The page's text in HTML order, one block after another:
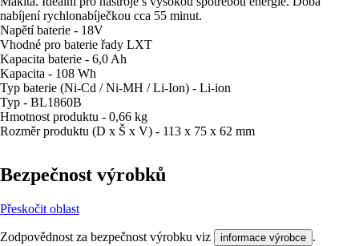
nabíjení rychlonabíječkou cca 55 minut.
Napětí baterie - 18V
Vhodné pro baterie řady LXT
Kapacita baterie - 6,0 Ah
Kapacita - 108 Wh
Typ baterie (Ni-Cd / Ni-MH / Li-Ion) - Li-ion
Typ - BL1860B
Hmotnost produktu - 0,66 kg
Rozměr produktu (D x Š x V) - 113 x 75 x 62 mm
Bezpečnost výrobků
Přeskočit oblast
Zodpovědnost za bezpečnost výrobku viz informace výrobce .